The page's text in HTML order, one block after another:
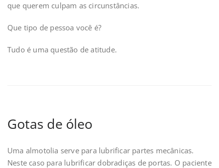
que querem culpam as circunstâncias.
Que tipo de pessoa você é?
Tudo é uma questão de atitude.
Gotas de óleo
Uma almotolia serve para lubrificar partes mecânicas.
Neste caso para lubrificar dobradiças de portas. O paciente